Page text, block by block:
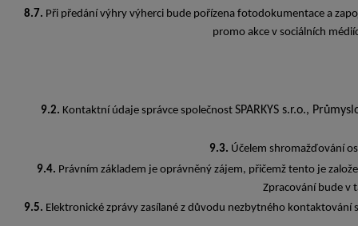
8.7. Při předání výhry výherci bude pořízena fotodokumentace a
promo akce v sociálních
9.2. Kontaktní údaje správce společnost SPARKYS s.r.o.,
9.3. Účelem shromažďování
9.4. Právním základem je oprávněný zájem, přičemž tento je
Zpracování bude v
9.5. Elektronické zprávy zasílané z důvodu nezbytného